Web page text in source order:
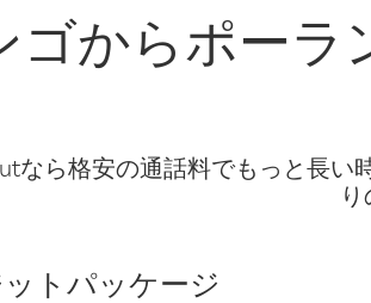
ゴからポーラ
なら格安の通話料でもっと長い
トパッケージ